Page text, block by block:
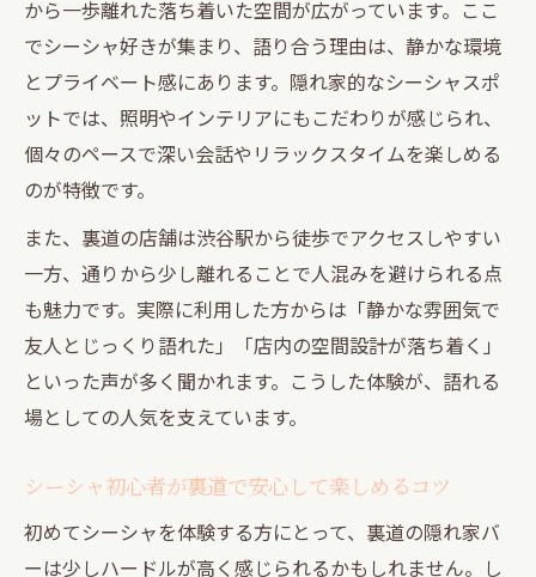
から一歩離れた落ち着いた空間が広がっています。ここ
でシーシャ好きが集まり、語り合う理由は、静かな環境
とプライベート感にあります。隠れ家的なシーシャスポ
ットでは、照明やインテリアにもこだわりが感じられ、
個々のペースで深い会話やリラックスタイムを楽しめる
のが特徴です。
また、裏道の店舗は渋谷駅から徒歩でアクセスしやすい
一方、通りから少し離れることで人混みを避けられる点
も魅力です。実際に利用した方からは「静かな雰囲気で
友人とじっくり語れた」「店内の空間設計が落ち着く」
といった声が多く聞かれます。こうした体験が、語れる
場としての人気を支えています。
シーシャ初心者が裏道で安心して楽しめるコツ
初めてシーシャを体験する方にとって、裏道の隠れ家バ
ーは少しハードルが高く感じられるかもしれません。し